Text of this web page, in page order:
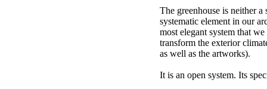
The greenhouse is neither
systematic element in our
most elegant system that
transform the exterior
as well as the artworks).
It is an open system. Its